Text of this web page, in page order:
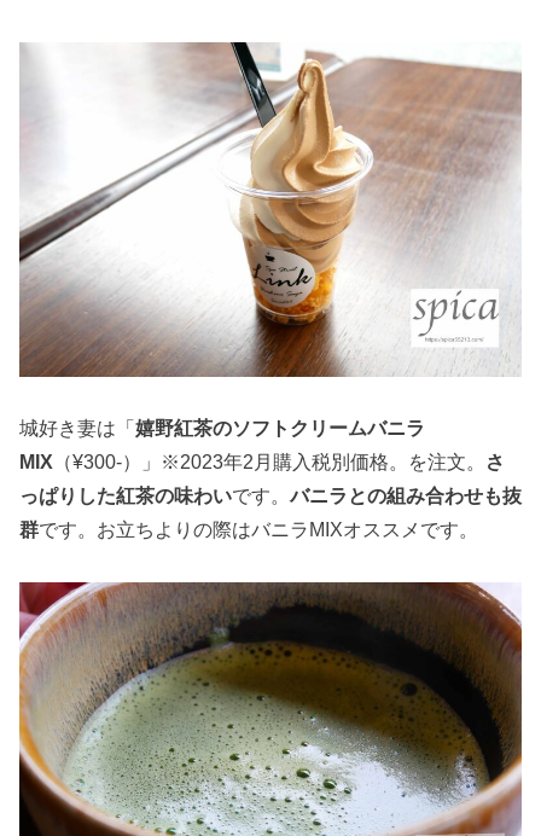
城好き妻は「 嬉野紅茶のソフトクリームバニラ
MIX （¥300-）」※2023年2月購入税別価格。を注文。
さ
っぱりした紅茶の味わいです。バニラとの組み合わせも抜
群です。お立ちよりの際はバニラMIXオススメです。